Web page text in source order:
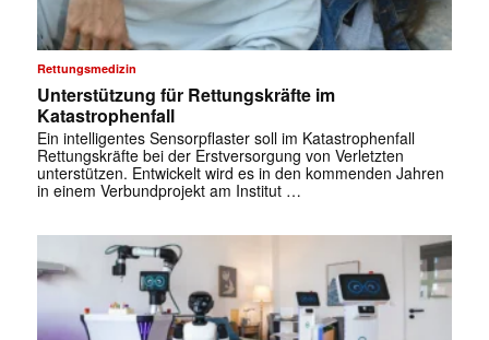
Rettungsmedizin
Unterstützung für Rettungskräfte im
Katastrophenfall
Ein intelligentes Sensorpflaster soll im Katastrophenfall
Rettungskräfte bei der Erstversorgung von Verletzten
unterstützen. Entwickelt wird es in den kommenden Jahren
in einem Verbundprojekt am Institut …